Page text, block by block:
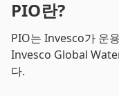
PIO란?
PIO는 Invesco가 운
Invesco Global
다.